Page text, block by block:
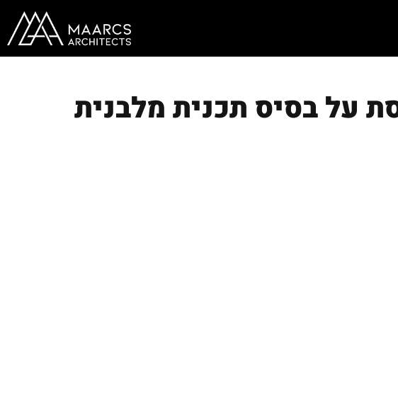
על בסיס תכנית מלבנית